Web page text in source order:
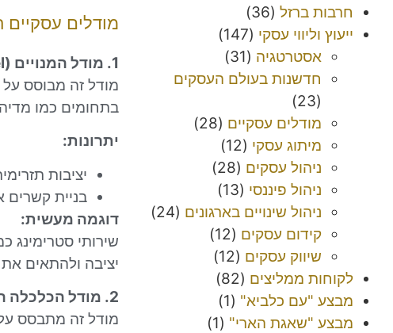
חרבות ברזל (36)
ייעוץ וליווי עסקי (147)
אסטרטגיה (31)
חדשנות בעולם העסקים
(23)
מודלים עסקיים (28)
מיתוג עסקי (12)
ניהול עסקים (28)
ניהול פיננסי (13)
ניהול שינויים בארגונים (24)
קידום עסקים (12)
שיווק עסקים (12)
לקוחות ממליצים (82)
מבצע "עם כלביא" (1)
מבצע "שאגת הארי" (1)
מודלים
1. מודל המנויים (Subscription Model)
מודל זה מבוסס על
בתחומים כמו מדיה
יתרונות:
יציבות
בניית קשרים
דוגמה מעשית:
יציבה ולהתאים
2. מודל הכלכלה השיתופית (Sharing Economy)
מודל זה מתבסס על